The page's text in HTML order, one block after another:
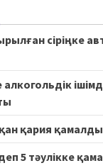
сіріңке
қария қамалды
5 тәулікке